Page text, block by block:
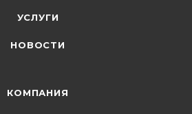
УСЛУГИ
НОВОСТИ
КОМПАНИЯ